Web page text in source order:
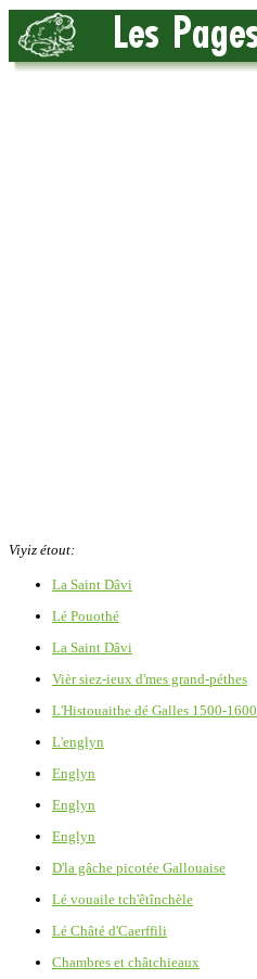
Viyiz étout:
La Saint Dâvi
Lé Pouothé
La Saint Dâvi
Vièr siez-ieux d'mes grand-péthes
L'Histouaithe dé Galles 1500-1600
L'englyn
Englyn
Englyn
Englyn
D'la gâche picotée Gallouaise
Lé vouaile tch'êtînchèle
Lé Châté d'Caerffili
Chambres et châtchieaux